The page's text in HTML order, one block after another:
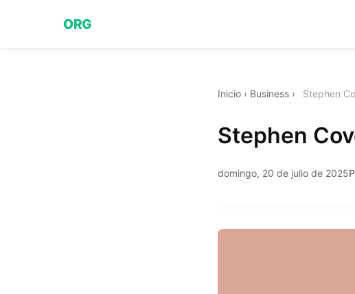
ORG
Inicio › Business › Stephen
Stephen
domingo, 20 de julio de 2025